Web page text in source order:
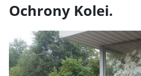
Ochrony Kolei.